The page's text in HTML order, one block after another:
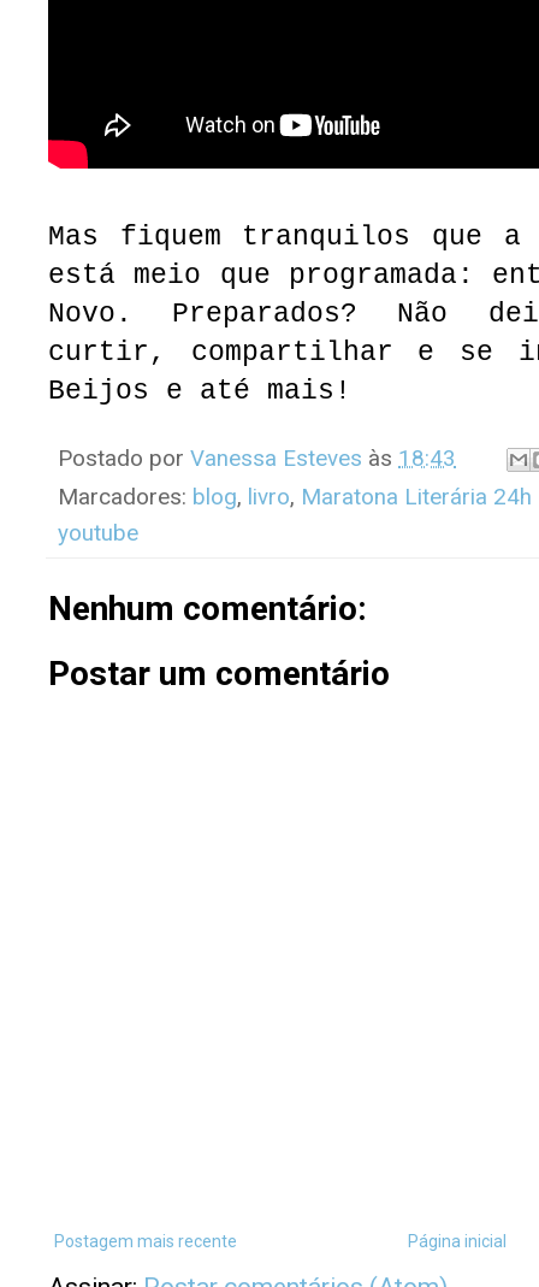
Mas fiquem tranquilos que
está meio que programada:
Novo. Preparados? Não
curtir, compartilhar e se
Beijos e até mais!
Postado por Vanessa Esteves às 18:43
Marcadores: blog, livro, Maratona Literária 24h
youtube
Nenhum comentário:
Postar um comentário
Postagem mais recente Página inicial